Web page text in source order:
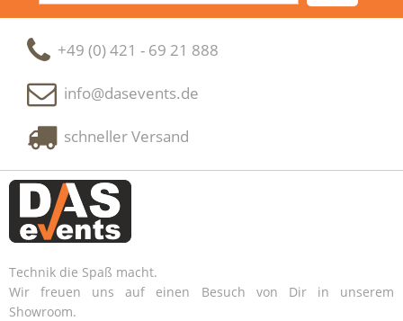
+49 (0) 421 - 69 21 888
info@dasevents.de
schneller Versand
Technik die Spaß macht.
Wir freuen uns auf einen Besuch von Dir in unserem
Showroom.